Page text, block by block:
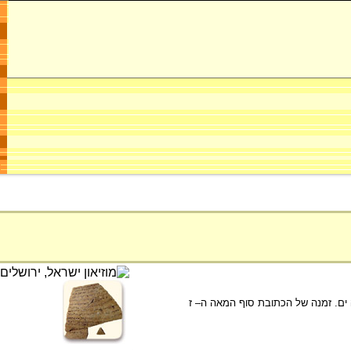
ים. זמנה של הכתובת סוף המאה ה– ז